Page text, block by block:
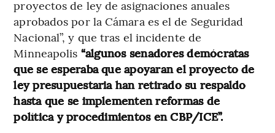
proyectos de ley de asignaciones anuales
aprobados por la Cámara es el de Seguridad
Nacional”, y que tras el incidente de
Minneapolis “algunos senadores demócratas
que se esperaba que apoyaran el proyecto de
ley presupuestaria han retirado su respaldo
hasta que se implementen reformas de
política y procedimientos en CBP/ICE”.